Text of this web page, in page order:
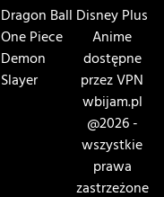
Dragon Ball
One Piece
Demon
Slayer
Disney Plus
Anime
dostępne
przez VPN
wbijam.pl
@2026 -
wszystkie
prawa
zastrzeżone